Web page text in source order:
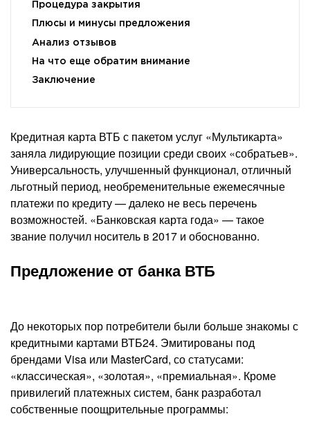
Процедура закрытия
Плюсы и минусы предложения
Анализ отзывов
На что еще обратим внимание
Заключение
Кредитная карта ВТБ с пакетом услуг «Мультикарта»
заняла лидирующие позиции среди своих «собратьев».
Универсальность, улучшенный функционал, отличный
льготный период, необременительные ежемесячные
платежи по кредиту — далеко не весь перечень
возможностей. «Банковская карта года» — такое
звание получил носитель в 2017 и обоснованно.
Предложение от банка ВТБ
До некоторых пор потребители были больше знакомы с
кредитными картами ВТБ24. Эмитированы под
брендами Visa или MasterCard, со статусами:
«классическая», «золотая», «премиальная». Кроме
привилегий платежных систем, банк разработал
собственные поощрительные программы: